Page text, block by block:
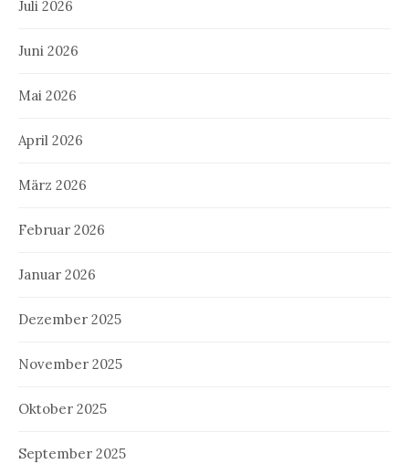
Juli 2026
Juni 2026
Mai 2026
April 2026
März 2026
Februar 2026
Januar 2026
Dezember 2025
November 2025
Oktober 2025
September 2025